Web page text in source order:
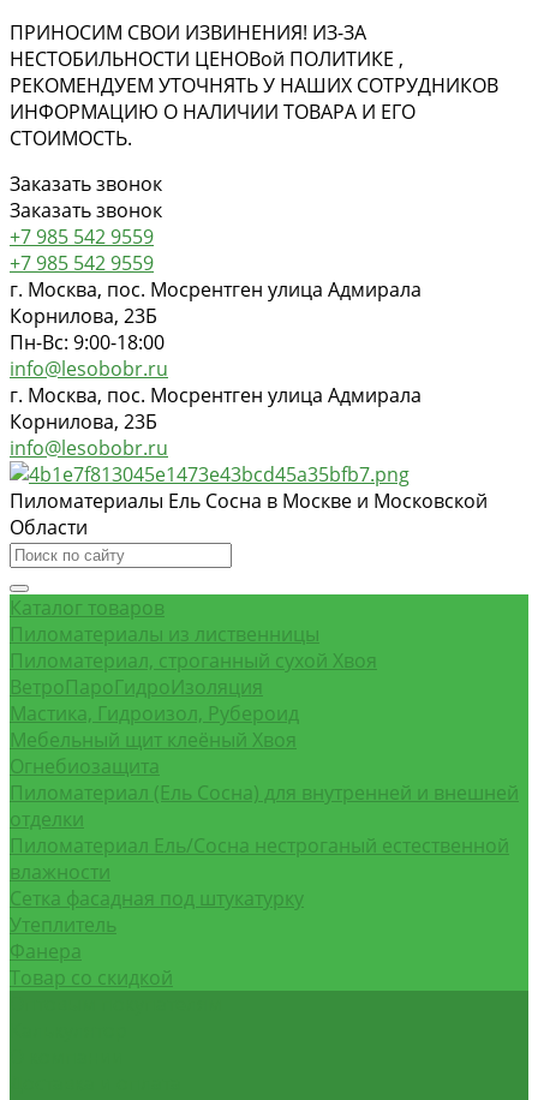
ПРИНОСИМ СВОИ ИЗВИНЕНИЯ! ИЗ-ЗА
НЕСТОБИЛЬНОСТИ ЦЕНОВой ПОЛИТИКЕ ,
РЕКОМЕНДУЕМ УТОЧНЯТЬ У НАШИХ СОТРУДНИКОВ
ИНФОРМАЦИЮ О НАЛИЧИИ ТОВАРА И ЕГО
СТОИМОСТЬ.
Заказать звонок
Заказать звонок
+7 985 542 9559
+7 985 542 9559
г. Москва, пос. Мосрентген улица Адмирала
Корнилова, 23Б
Пн-Вс: 9:00-18:00
info@lesobobr.ru
г. Москва, пос. Мосрентген улица Адмирала
Корнилова, 23Б
info@lesobobr.ru
Пиломатериалы Ель Сосна в Москве и Московской
Области
Каталог товаров
Пиломатериалы из лиственницы
Пиломатериал, строганный сухой Хвоя
ВетроПароГидроИзоляция
Мастика, Гидроизол, Рубероид
Мебельный щит клеёный Хвоя
Огнебиозащита
Пиломатериал (Ель Сосна) для внутренней и внешней
отделки
Пиломатериал Ель/Сосна нестроганый естественной
влажности
Сетка фасадная под штукатурку
Утеплитель
Фанера
Товар со скидкой